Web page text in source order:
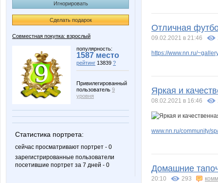
Игнорировать
Сделать подарок
Совместная покупка: взрослый
популярность:
1587 место
рейтинг 13839 ?
Привилегированный
пользователь 9
уровня
Статистика портрета:
сейчас просматривают портрет - 0
зарегистрированные пользователи
посетившие портрет за 7 дней - 0
Юлия098 ЮЛА
Малышка_Китти Нора72
ЗОЛОТНИК
Отличная
09.02.2021 в 21:46
https://www.nn.ru/
Яркая и
08.02.2021 в 16:46
www.nn.ru/community/
Домашние
20:10 293